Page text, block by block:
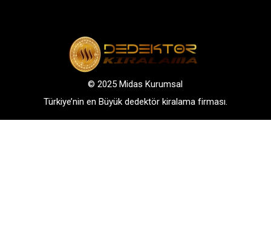
© 2025 Midas Kurumsal
Türkiye’nin en Büyük dedektör kiralama firması.